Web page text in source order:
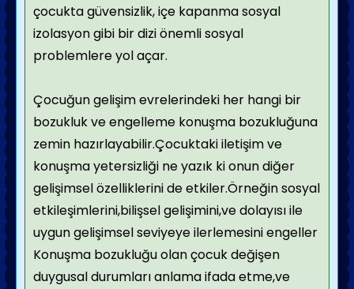
çocukta güvensizlik, içe kapanma sosyal
izolasyon gibi bir dizi önemli sosyal
problemlere yol açar.
Çocuğun gelişim evrelerindeki her hangi bir
bozukluk ve engelleme konuşma bozukluğuna
zemin hazırlayabilir.Çocuktaki iletişim ve
konuşma yetersizliği ne yazık ki onun diğer
gelişimsel özelliklerini de etkiler.Örneğin sosyal
etkileşimlerini,bilişsel gelişimini,ve dolayısı ile
uygun gelişimsel seviyeye ilerlemesini engeller
Konuşma bozukluğu olan çocuk değişen
duygusal durumları anlama ifada etme,ve